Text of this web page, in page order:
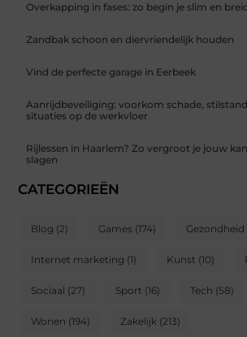
Overkapping in fases: zo begin je slim en
Zandbak schoon en diervriendelijk houden
Vind de perfecte garage in Eerbeek
Aanrijdbeveiliging: voorkom schade,
situaties op de werkvloer
Rijlessen in Haarlem? Zo vergroot je jouw
slagen
CATEGORIEËN
Blog (2) Games (174) Gezondheid
Internet marketing (1) Kunst (10)
Sociaal (27) Sport (16) Tech (58)
Wonen (194) Zakelijk (213)